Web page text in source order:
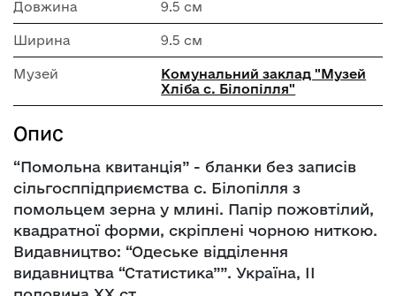
Довжина 9.5 см
Ширина 9.5 см
Музей
Комунальний заклад "Музей
Хліба с. Білопілля"
Опис
“Помольна квитанція” - бланки без записів
сільгосппідприємства с. Білопілля з
помольцем зерна у млині. Папір пожовтілий,
квадратної форми, скріплені чорною ниткою.
Видавництво: “Одеське відділення
видавництва “Статистика””. Україна, ІІ